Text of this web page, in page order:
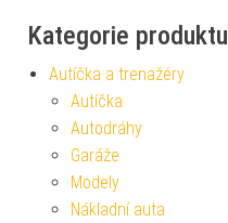
Kategorie produktu
Autíčka a trenažéry
Autíčka
Autodráhy
Garáže
Modely
Nákladní auta